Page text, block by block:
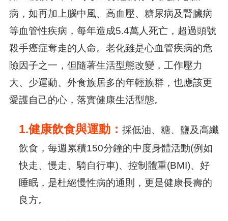
病，如再加上腦中風、高血壓、糖尿病及腎臟病
等血管性疾病，每年造成5.4萬人死亡，超過頭號
殺手癌症奪走的人命。老化雖是心血管疾病的危
險因子之一，但隨著生活型態改變，工作壓力
大、少運動、外食族居多的年輕族群，也應該更
愛護自己的心，落實健康生活型態。
1.健康飲食與運動： 採低油、糖、鹽及高纖
飲食，每週累積150分鐘的中度身體活動(例如
快走、慢走、騎自行車)、控制體重(BMI)、好
睡眠，是杜絕慢性病的通則，更是健康長壽的
良方。